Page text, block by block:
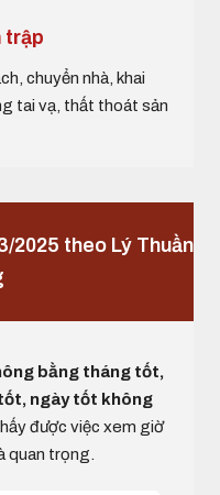
trập
chuyển nhà, khai
tai vạ, thất thoát sản
2025 theo Lý Thuần
bằng tháng tốt,
ngày tốt không
được việc xem giờ
quan trọng.